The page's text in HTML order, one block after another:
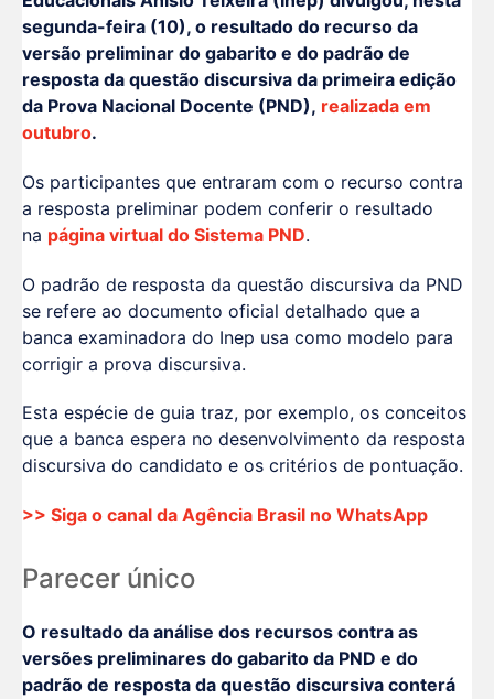
segunda-feira (10), o resultado do recurso da
versão preliminar do gabarito e do padrão de
resposta da questão discursiva da primeira edição
da Prova Nacional Docente (PND), realizada em
outubro.
Os participantes que entraram com o recurso contra
a resposta preliminar podem conferir o resultado
na página virtual do Sistema PND.
O padrão de resposta da questão discursiva da PND
se refere ao documento oficial detalhado que a
banca examinadora do Inep usa como modelo para
corrigir a prova discursiva.
Esta espécie de guia traz, por exemplo, os conceitos
que a banca espera no desenvolvimento da resposta
discursiva do candidato e os critérios de pontuação.
>> Siga o canal da Agência Brasil no WhatsApp
Parecer único
O resultado da análise dos recursos contra as
versões preliminares do gabarito da PND e do
padrão de resposta da questão discursiva conterá